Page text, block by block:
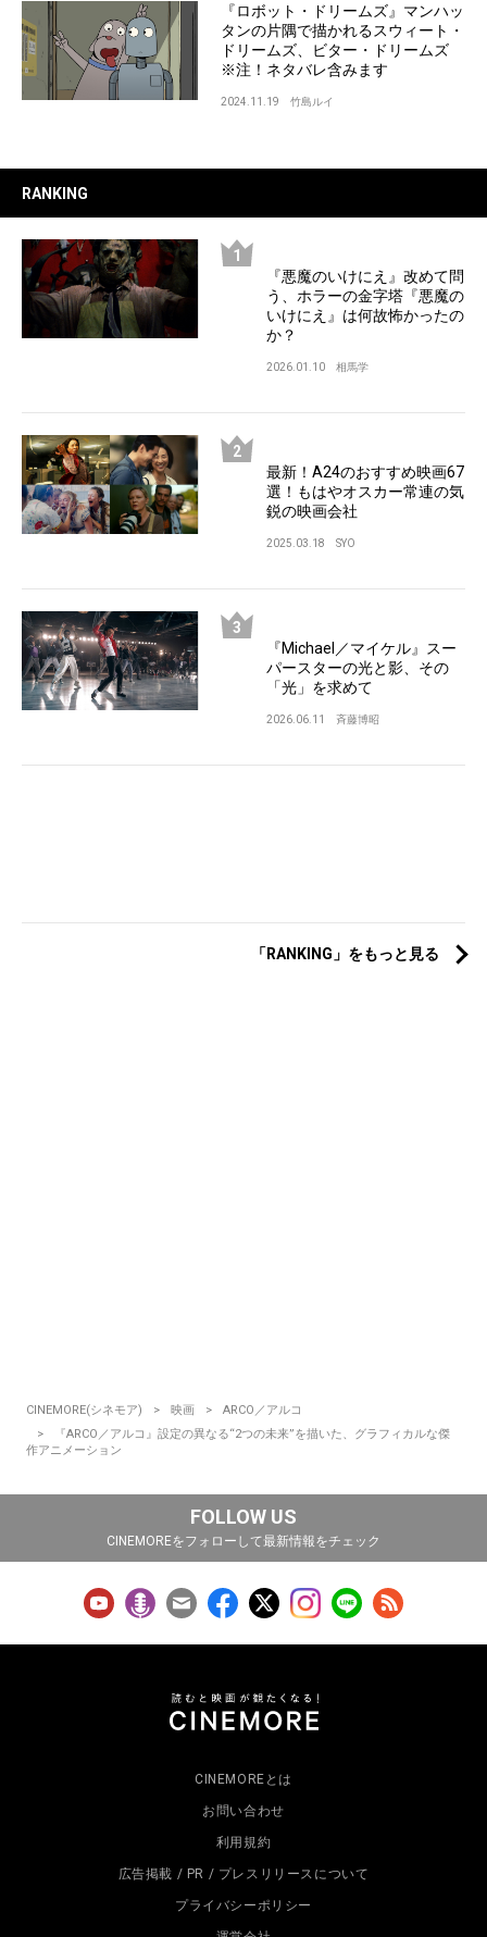
『ロボット・ドリームズ』マンハッ
タンの片隅で描かれるスウィート・
ドリームズ、ビター・ドリームズ
※注！ネタバレ含みます
2024.11.19 竹島ルイ
RANKING
『悪魔のいけにえ』改めて問
う、ホラーの金字塔『悪魔の
いけにえ』は何故怖かったの
か？
2026.01.10 相馬学
最新！A24のおすすめ映画67
選！もはやオスカー常連の気
鋭の映画会社
2025.03.18 SYO
『Michael／マイケル』スー
パースターの光と影、その
「光」を求めて
2026.06.11 斉藤博昭
「RANKING」をもっと見る
CINEMORE(シネモア) 映画
ARCO／アルコ
『ARCO／アルコ』設定の異なる“2つの未来”を描いた、グラフィカルな傑
作アニメーション
FOLLOW US
CINEMOREをフォローして最新情報をチェック
CINEMOREとは
お問い合わせ
利用規約
広告掲載 / PR / プレスリリースについて
プライバシーポリシー